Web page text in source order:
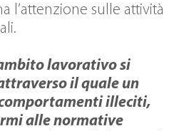
l’attenzione sulle attività
lavorativo si
il quale un
illeciti,
alle normative